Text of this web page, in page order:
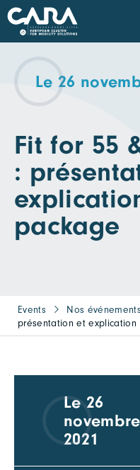
Le 26
Fit for 55
:
package
Events Nos événements
présentation et explication
Le 26
novembre
2021